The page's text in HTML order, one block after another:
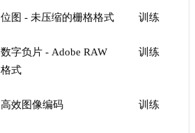
位图 - 未压缩的栅格格式 训练
数字负片 - Adobe RAW
格式
训练
高效图像编码 训练